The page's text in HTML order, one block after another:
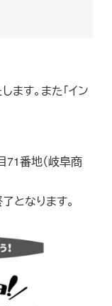
ます。また「イン
71番地（岐阜商
となります。